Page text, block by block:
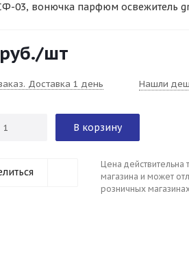
03, вонючка парфюм освежитель
руб./шт
Доставка 1 день Нашли
В корзину
Цена действительна
магазина и может
розничных